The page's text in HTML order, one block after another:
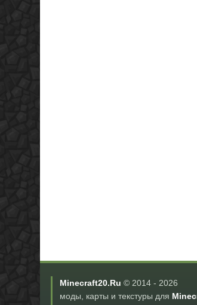
Minecraft20.Ru © 2014 - 2026
моды, карты и текстуры для